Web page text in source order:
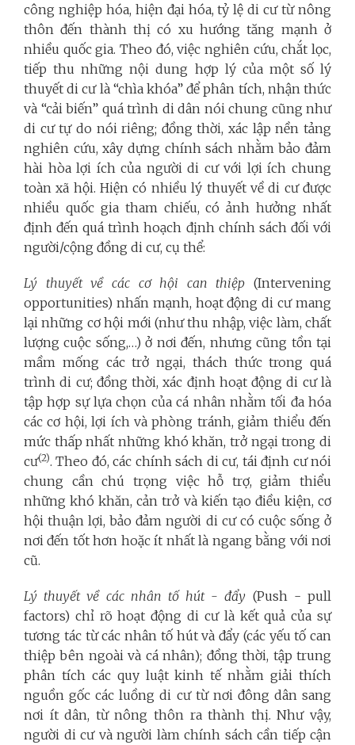
công nghiệp hóa, hiện đại hóa, tỷ lệ di cư từ nông
thôn đến thành thị có xu hướng tăng mạnh ở
nhiều quốc gia. Theo đó, việc nghiên cứu, chắt lọc,
tiếp thu những nội dung hợp lý của một số lý
thuyết di cư là “chìa khóa” để phân tích, nhận thức
và “cải biến” quá trình di dân nói chung cũng như
di cư tự do nói riêng; đồng thời, xác lập nền tảng
nghiên cứu, xây dựng chính sách nhằm bảo đảm
hài hòa lợi ích của người di cư với lợi ích chung
toàn xã hội. Hiện có nhiều lý thuyết về di cư được
nhiều quốc gia tham chiếu, có ảnh hưởng nhất
định đến quá trình hoạch định chính sách đối với
người/cộng đồng di cư, cụ thể:
Lý thuyết về các cơ hội can thiệp (Intervening
opportunities) nhấn mạnh, hoạt động di cư mang
lại những cơ hội mới (như thu nhập, việc làm, chất
lượng cuộc sống,…) ở nơi đến, nhưng cũng tồn tại
mầm mống các trở ngại, thách thức trong quá
trình di cư; đồng thời, xác định hoạt động di cư là
tập hợp sự lựa chọn của cá nhân nhằm tối đa hóa
các cơ hội, lợi ích và phòng tránh, giảm thiểu đến
mức thấp nhất những khó khăn, trở ngại trong di
cư(2). Theo đó, các chính sách di cư, tái định cư nói
chung cần chú trọng việc hỗ trợ, giảm thiểu
những khó khăn, cản trở và kiến tạo điều kiện, cơ
hội thuận lợi, bảo đảm người di cư có cuộc sống ở
nơi đến tốt hơn hoặc ít nhất là ngang bằng với nơi
cũ.
Lý thuyết về các nhân tố hút - đẩy (Push - pull
factors) chỉ rõ hoạt động di cư là kết quả của sự
tương tác từ các nhân tố hút và đẩy (các yếu tố can
thiệp bên ngoài và cá nhân); đồng thời, tập trung
phân tích các quy luật kinh tế nhằm giải thích
nguồn gốc các luồng di cư từ nơi đông dân sang
nơi ít dân, từ nông thôn ra thành thị. Như vậy,
người di cư và người làm chính sách cần tiếp cận